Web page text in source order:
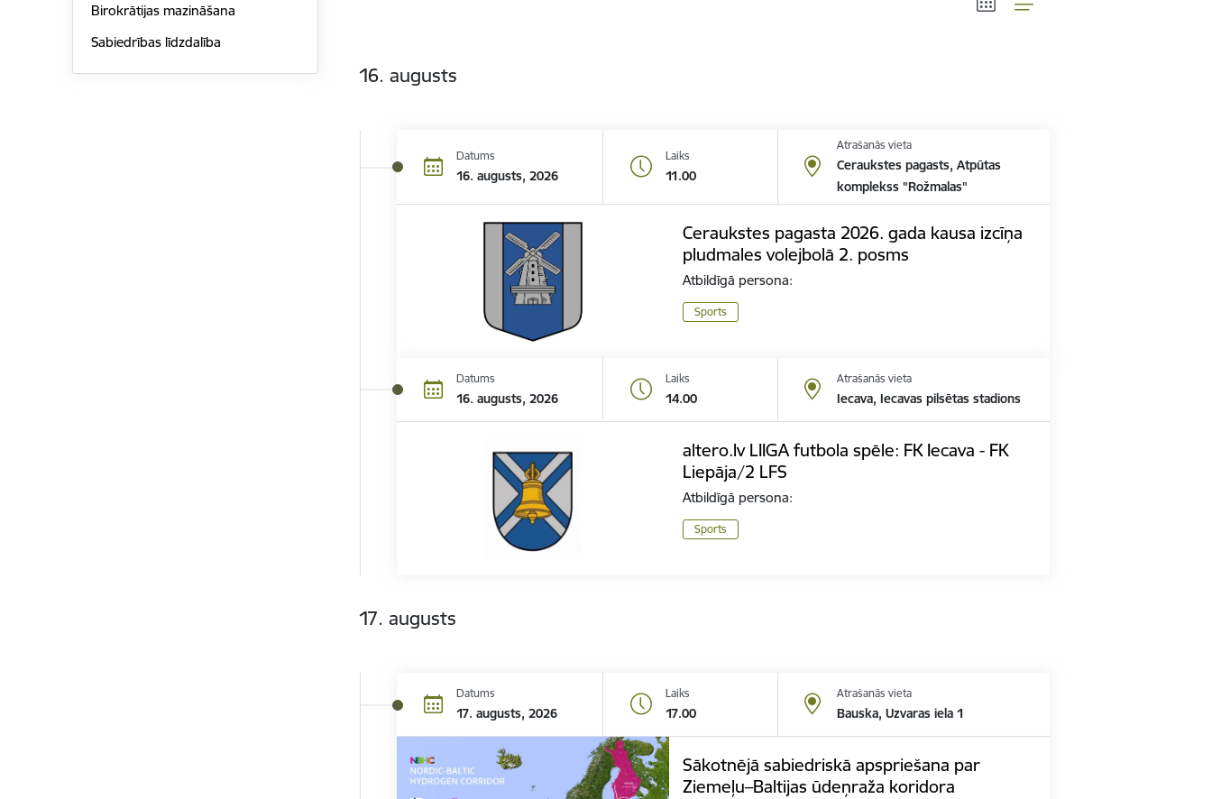
Birokrātijas mazināšana
Sabiedrības līdzdalība
16. augusts
Datums
16. augusts, 2026
Laiks
11.00
Atrašanās vieta
Ceraukstes pagasts, Atpūtas
komplekss "Rožmalas"
Ceraukstes pagasta 2026. gada kausa izcīņa
pludmales volejbolā 2. posms
Atbildīgā persona:
Sports
Datums
16. augusts, 2026
Laiks
14.00
Atrašanās vieta
Iecava, Iecavas pilsētas stadions
altero.lv LIIGA futbola spēle: FK Iecava - FK
Liepāja/2 LFS
Atbildīgā persona:
Sports
17. augusts
Datums
17. augusts, 2026
Laiks
17.00
Atrašanās vieta
Bauska, Uzvaras iela 1
Sākotnējā sabiedriskā apspriešana par
Ziemeļu–Baltijas ūdeņraža koridora